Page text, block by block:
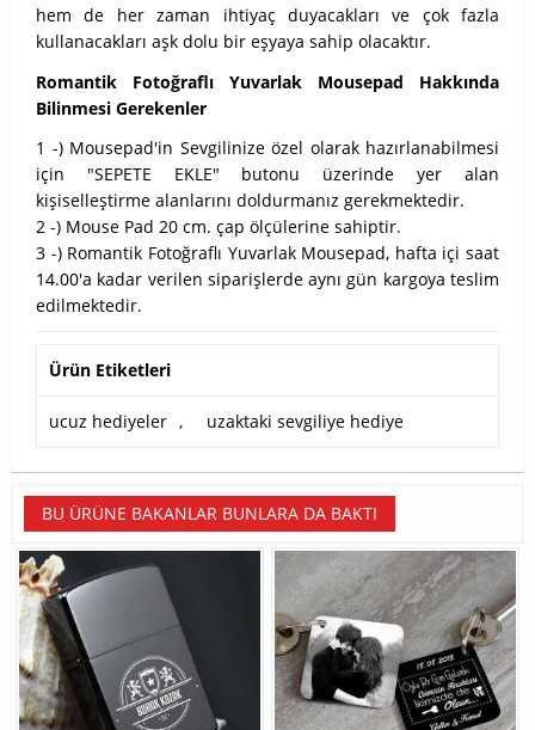
hem de her zaman ihtiyaç duyacakları ve çok fazla
kullanacakları aşk dolu bir eşyaya sahip olacaktır.
Romantik Fotoğraflı Yuvarlak Mousepad Hakkında
Bilinmesi Gerekenler
1 -) Mousepad'in Sevgilinize özel olarak hazırlanabilmesi
için "SEPETE EKLE" butonu üzerinde yer alan
kişiselleştirme alanlarını doldurmanız gerekmektedir.
2 -) Mouse Pad 20 cm. çap ölçülerine sahiptir.
3 -) Romantik Fotoğraflı Yuvarlak Mousepad, hafta içi saat
14.00'a kadar verilen siparişlerde aynı gün kargoya teslim
edilmektedir.
Ürün Etiketleri
ucuz hediyeler , uzaktaki sevgiliye hediye
BU ÜRÜNE BAKANLAR BUNLARA DA BAKTI